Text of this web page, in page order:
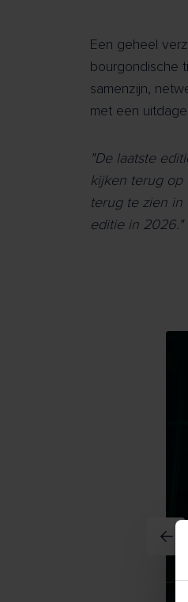
Een geheel
bourgondische
samenzijn,
met een
"De laatste
kijken terug op
terug te zien in
editie in 2026."